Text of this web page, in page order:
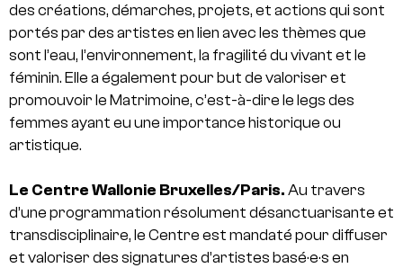
des créations, démarches, projets, et actions qui sont
portés par des artistes en lien avec les thèmes que
sont l’eau, l’environnement, la fragilité du vivant et le
féminin. Elle a également pour but de valoriser et
promouvoir le Matrimoine, c’est-à-dire le legs des
femmes ayant eu une importance historique ou
artistique.
Le Centre Wallonie Bruxelles/Paris. Au travers
d’une programmation résolument désanctuarisante et
transdisciplinaire, le Centre est mandaté pour diffuser
et valoriser des signatures d’artistes basé·e·s en